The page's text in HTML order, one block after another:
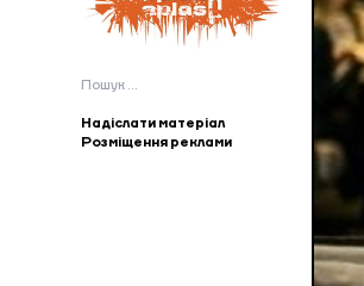
Пошук:
Надіслати матеріал
Розміщення реклами